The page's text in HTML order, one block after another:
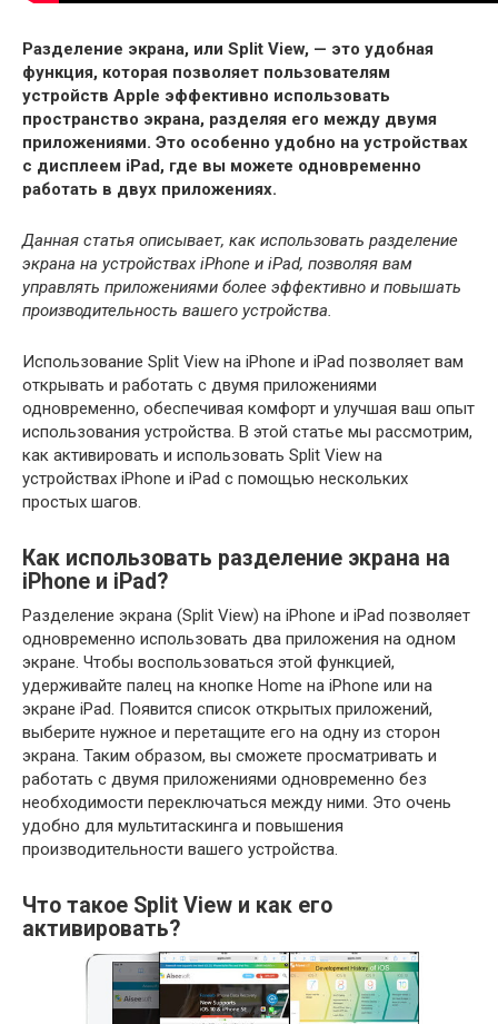
Разделение экрана, или Split View, — это удобная
функция, которая позволяет пользователям
устройств Apple эффективно использовать
пространство экрана, разделяя его между двумя
приложениями. Это особенно удобно на устройствах
с дисплеем iPad, где вы можете одновременно
работать в двух приложениях.
Данная статья описывает, как использовать разделение
экрана на устройствах iPhone и iPad, позволяя вам
управлять приложениями более эффективно и повышать
производительность вашего устройства.
Использование Split View на iPhone и iPad позволяет вам
открывать и работать с двумя приложениями
одновременно, обеспечивая комфорт и улучшая ваш опыт
использования устройства. В этой статье мы рассмотрим,
как активировать и использовать Split View на
устройствах iPhone и iPad с помощью нескольких
простых шагов.
Как использовать разделение экрана на
iPhone и iPad?
Разделение экрана (Split View) на iPhone и iPad позволяет
одновременно использовать два приложения на одном
экране. Чтобы воспользоваться этой функцией,
удерживайте палец на кнопке Home на iPhone или на
экране iPad. Появится список открытых приложений,
выберите нужное и перетащите его на одну из сторон
экрана. Таким образом, вы сможете просматривать и
работать с двумя приложениями одновременно без
необходимости переключаться между ними. Это очень
удобно для мультитаскинга и повышения
производительности вашего устройства.
Что такое Split View и как его
активировать?